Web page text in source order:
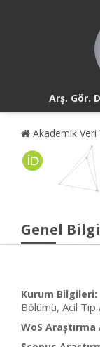
Arş. Gör.
Akademik
Genel
Kurum Bilgileri:
Bölümü, Acil Tıp
WoS Araştırma